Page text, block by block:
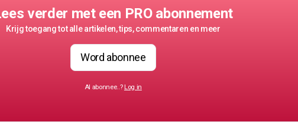
verder met een PRO abonnement
Krijg toegang tot alle artikelen, tips, commentaren en meer
Word abonnee
Al abonnee..? Log in